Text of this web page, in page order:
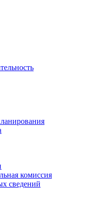
комиссия
сведений